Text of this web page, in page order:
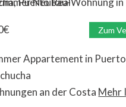
€ Zum
Appartement in Puerto
an der Costa Mehr